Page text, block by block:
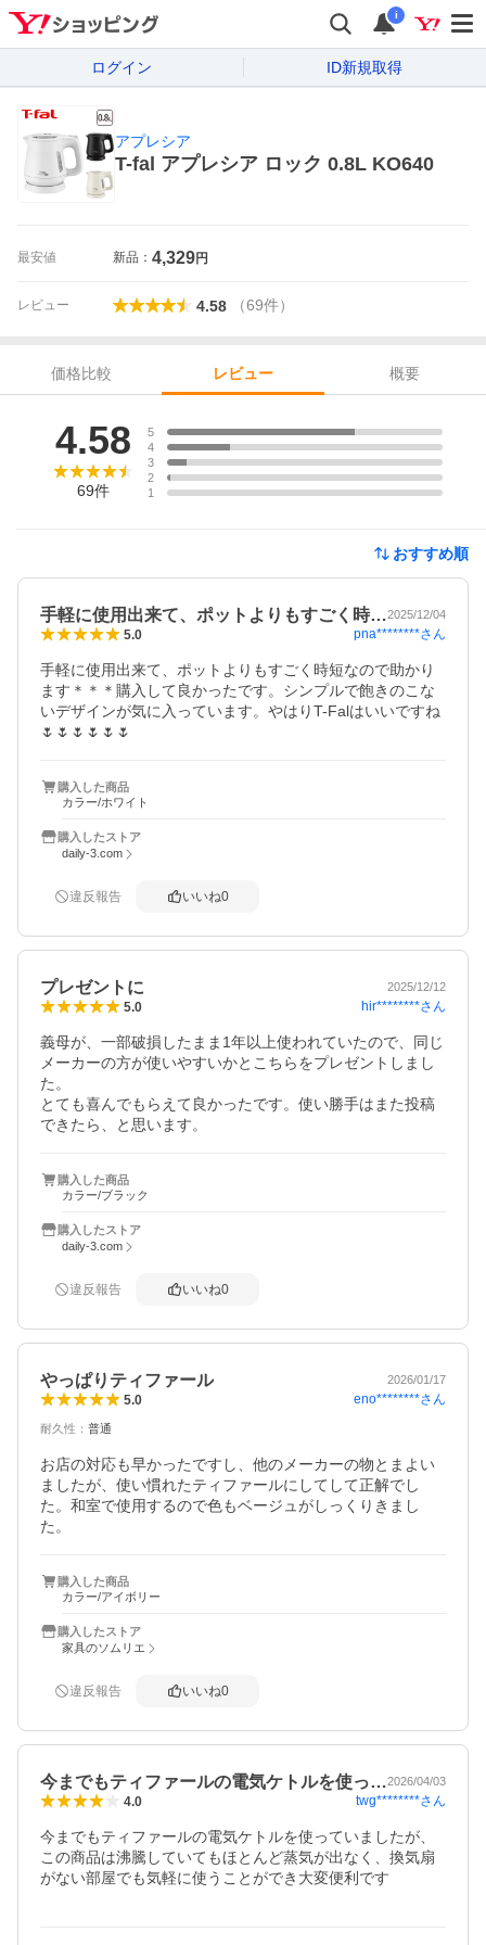
i
ログイン ID新規取得
アプレシア
T-fal アプレシア ロック 0.8L KO640
最安値 新品： 4,329円
レビュー 4.58 （69件）
価格比較 レビュー
概要
4.58
69件
5
4
3
2
1
おすすめ順
手軽に使用出来て、ポットよりもすごく時…2025/12/04
5.0 pna********さん
手軽に使用出来て、ポットよりもすごく時短なので助かり
ます＊＊＊購入して良かったです。シンプルで飽きのこな
いデザインが気に入っています。やはりT-Falはいいですね
🌷🌷🌷🌷🌷🌷
購入した商品
カラー/ホワイト
購入したストア
daily-3.com
違反報告 いいね0
プレゼントに 2025/12/12
5.0 hir********さん
義母が、一部破損したまま1年以上使われていたので、同じ
メーカーの方が使いやすいかとこちらをプレゼントしまし
た。
とても喜んでもらえて良かったです。使い勝手はまた投稿
できたら、と思います。
購入した商品
カラー/ブラック
購入したストア
daily-3.com
違反報告 いいね0
やっぱりティファール 2026/01/17
5.0 eno********さん
耐久性 ： 普通
お店の対応も早かったですし、他のメーカーの物とまよい
ましたが、使い慣れたティファールにしてして正解でし
た。和室で使用するので色もベージュがしっくりきまし
た。
購入した商品
カラー/アイボリー
購入したストア
家具のソムリエ
違反報告 いいね0
今までもティファールの電気ケトルを使っ…2026/04/03
4.0 twg********さん
今までもティファールの電気ケトルを使っていましたが、
この商品は沸騰していてもほとんど蒸気が出なく、換気扇
がない部屋でも気軽に使うことができ大変便利です